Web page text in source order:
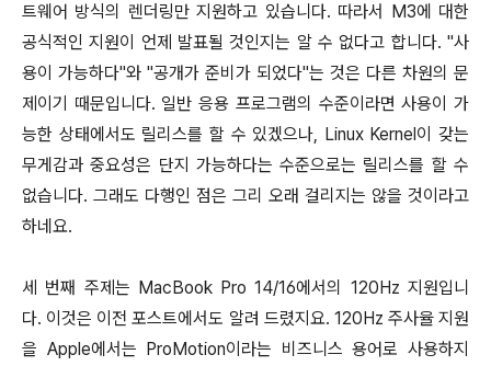
트웨어 방식의 렌더링만 지원하고 있습니다. 따라서 M3에 대한
공식적인 지원이 언제 발표될 것인지는 알 수 없다고 합니다. "사
용이 가능하다"와 "공개가 준비가 되었다"는 것은 다른 차원의 문
제이기 때문입니다. 일반 응용 프로그램의 수준이라면 사용이 가
능한 상태에서도 릴리스를 할 수 있겠으나, Linux Kernel이 갖는
무게감과 중요성은 단지 가능하다는 수준으로는 릴리스를 할 수
없습니다. 그래도 다행인 점은 그리 오래 걸리지는 않을 것이라고
하네요.
세 번째 주제는 MacBook Pro 14/16에서의 120Hz 지원입니
다. 이것은 이전 포스트에서도 알려 드렸지요. 120Hz 주사율 지원
을 Apple에서는 ProMotion이라는 비즈니스 용어로 사용하지